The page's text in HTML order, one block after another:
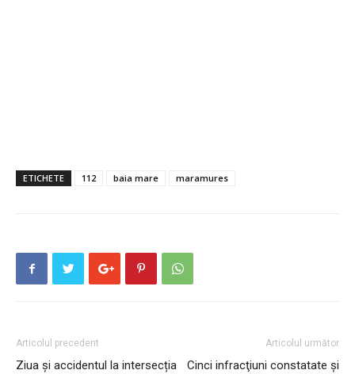
ETICHETE 112 baia mare maramures
Articolul precedent
Ziua și accidentul la intersecția
Articolul următor
Cinci infracţiuni constatate şi